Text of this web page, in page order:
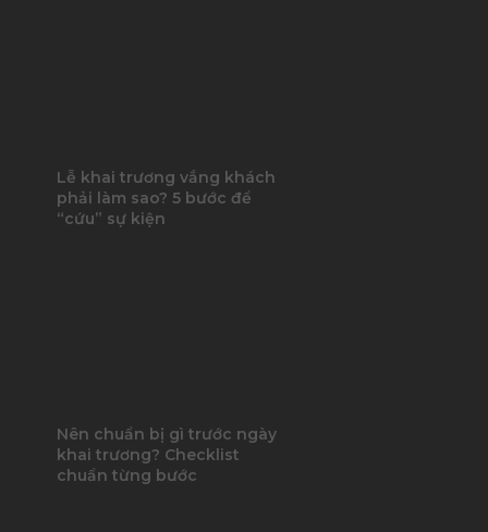
Lễ khai trương vắng khách
phải làm sao? 5 bước để
“cứu” sự kiện
Nên chuẩn bị gì trước ngày
khai trương? Checklist
chuẩn từng bước